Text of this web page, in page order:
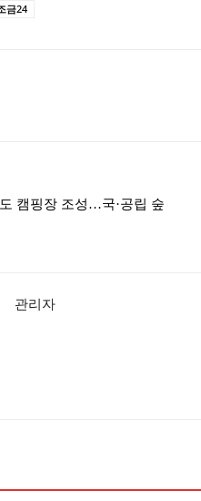
금24
캠핑장 조성…국·공립 숲
관리자